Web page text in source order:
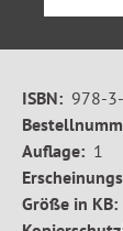
ISBN: 978-
Auflage: 1
Größe in KB: